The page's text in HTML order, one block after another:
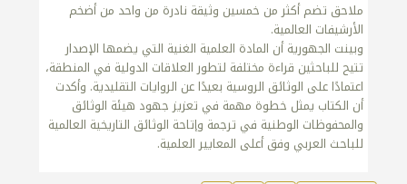
ملاحق تضم أكثر من خمسين وثيقة نادرة من واحد من أضخم
الأرشيفات العالمية.
وبينت الجهورية أن المادة العلمية الغنية التي يضمها الإصدار
تتيح للباحثين قراءة مختلفة لتطور العلاقات الدولية في المنطقة،
اعتمادًا على الوثائق الروسية بعيدًا عن الروايات التقليدية. وأكدت
أن الكتاب يمثل خطوة مهمة في تعزيز جهود هيئة الوثائق
والمحفوظات الوطنية في ترجمة وإتاحة الوثائق التاريخية العالمية
للباحث العربي وفق أعلى المعايير العلمية.